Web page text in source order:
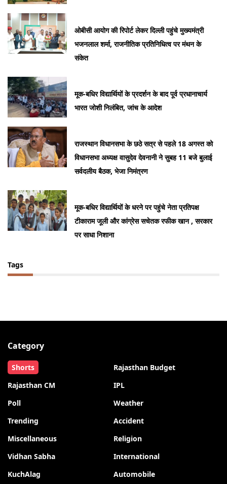
ओबीसी आयोग की रिपोर्ट लेकर दिल्ली पहुंचे मुख्यमंत्री
भजनलाल शर्मा, राजनीतिक प्रतिनिधित्व पर मंथन के
संकेत
मूक-बधिर विद्यार्थियों के प्रदर्शन के बाद पूर्व प्रधानाचार्य
भारत जोशी निलंबित, जांच के आदेश
राजस्थान विधानसभा के छठे सत्र से पहले 18 अगस्त को
विधानसभा अध्यक्ष वासुदेव देवनानी ने सुबह 11 बजे बुलाई
सर्वदलीय बैठक, भेजा निमंत्रण
मूक-बधिर विद्यार्थियों के धरने पर पहुंचे नेता प्रतिपक्ष
टीकाराम जूली और कांग्रेस सचेतक रफीक खान , सरकार
पर साधा निशाना
Tags
Category
Shorts
Rajasthan Budget
Rajasthan CM
IPL
Poll
Weather
Trending
Accident
Miscellaneous
Religion
Vidhan Sabha
International
KuchAlag
Automobile